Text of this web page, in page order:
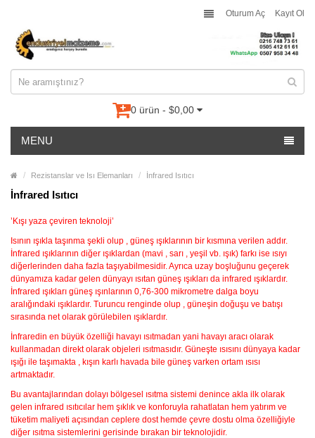
Oturum Aç Kayıt Ol
0 ürün - $0,00
MENU
Rezistanslar ve Isı Elemanları İnfrared Isıtıcı
İnfrared Isıtıcı
’Kışı yaza çeviren teknoloji’
Isının ışıkla taşınma şekli olup , güneş ışıklarının bir kısmına verilen addır.
İnfrared ışıklarının diğer ışıklardan (mavi , sarı , yeşil vb. ışık) farkı ise ısıyı
diğerlerinden daha fazla taşıyabilmesidir. Ayrıca uzay boşluğunu geçerek
dünyamıza kadar gelen dünyayı ısıtan güneş ışıkları da infrared ışıklardır.
İnfrared ışıkları güneş ışınlarının 0,76-300 mikrometre dalga boyu
aralığındaki ışıklardır. Turuncu renginde olup , güneşin doğuşu ve batışı
sırasında net olarak görülebilen ışıklardır.
İnfraredin en büyük özelliği havayı ısıtmadan yani havayı aracı olarak
kullanmadan direkt olarak objeleri ısıtmasıdır. Güneşte ısısını dünyaya kadar
ışığı ile taşımakta , kışın karlı havada bile güneş varken ortam ısısı
artmaktadır.
Bu avantajlarından dolayı bölgesel ısıtma sistemi denince akla ilk olarak
gelen infrared ısıtıcılar hem şıklık ve konforuyla rahatlatan hem yatırım ve
tüketim maliyeti açısından ceplere dost hemde çevre dostu olma özelliğiyle
diğer ısıtma sistemlerini gerisinde bırakan bir teknolojidir.